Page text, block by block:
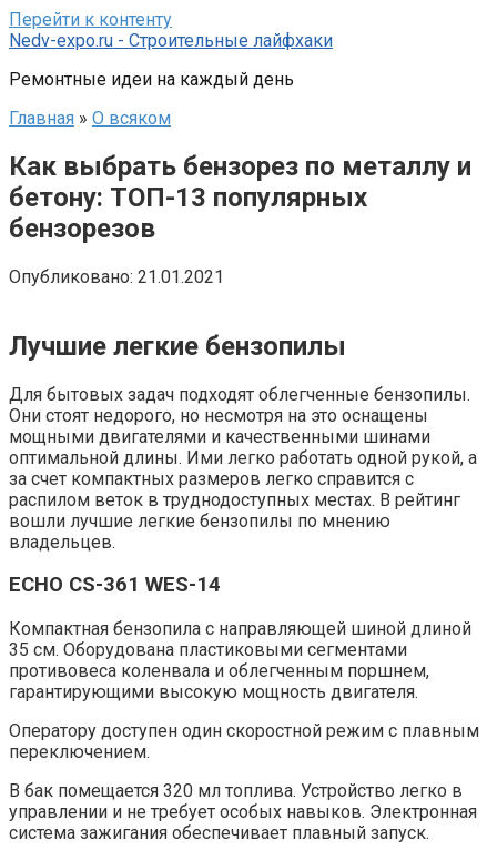
Перейти к контенту
Nedv-expo.ru - Строительные лайфхаки
Ремонтные идеи на каждый день
Главная » О всяком
Как выбрать бензорез по металлу и
бетону: ТОП-13 популярных
бензорезов
Опубликовано: 21.01.2021
Лучшие легкие бензопилы
Для бытовых задач подходят облегченные бензопилы.
Они стоят недорого, но несмотря на это оснащены
мощными двигателями и качественными шинами
оптимальной длины. Ими легко работать одной рукой, а
за счет компактных размеров легко справится с
распилом веток в труднодоступных местах. В рейтинг
вошли лучшие легкие бензопилы по мнению
владельцев.
ECHO CS-361 WES-14
Компактная бензопила с направляющей шиной длиной
35 см. Оборудована пластиковыми сегментами
противовеса коленвала и облегченным поршнем,
гарантирующими высокую мощность двигателя.
Оператору доступен один скоростной режим с плавным
переключением.
В бак помещается 320 мл топлива. Устройство легко в
управлении и не требует особых навыков. Электронная
система зажигания обеспечивает плавный запуск.